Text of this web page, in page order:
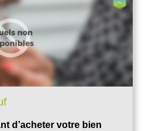
d’acheter votre bien